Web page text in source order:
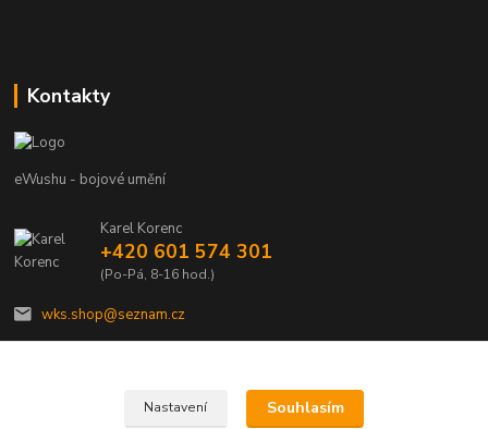
Kontakty
eWushu - bojové umění
Karel Korenc
+420 601 574 301
(Po-Pá, 8-16 hod.)
wks.shop@seznam.cz
Nastavení Souhlasím